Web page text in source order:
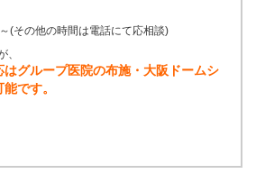
(その他の時間は電話にて応相談)
、
グループ医院の布施・大阪ドームシ
です。